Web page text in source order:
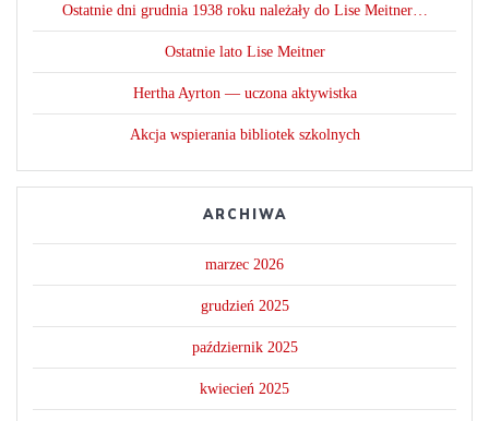
Ostatnie dni grudnia 1938 roku należały do Lise Meitner…
Ostatnie lato Lise Meitner
Hertha Ayrton — uczona aktywistka
Akcja wspierania bibliotek szkolnych
ARCHIWA
marzec 2026
grudzień 2025
październik 2025
kwiecień 2025